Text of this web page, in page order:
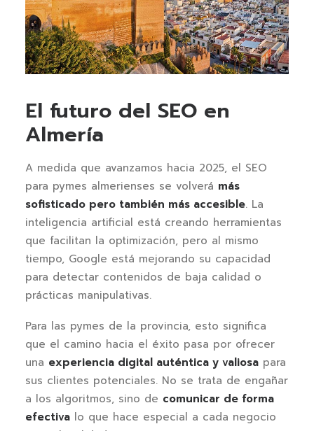
El futuro del SEO en
Almería
A medida que avanzamos hacia 2025, el SEO
para pymes almerienses se volverá más
sofisticado pero también más accesible. La
inteligencia artificial está creando herramientas
que facilitan la optimización, pero al mismo
tiempo, Google está mejorando su capacidad
para detectar contenidos de baja calidad o
prácticas manipulativas.
Para las pymes de la provincia, esto significa
que el camino hacia el éxito pasa por ofrecer
una experiencia digital auténtica y valiosa para
sus clientes potenciales. No se trata de engañar
a los algoritmos, sino de comunicar de forma
efectiva lo que hace especial a cada negocio